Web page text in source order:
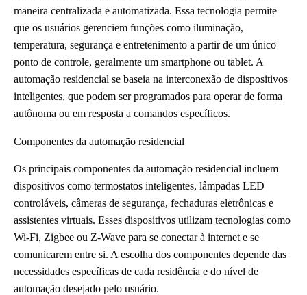
maneira centralizada e automatizada. Essa tecnologia permite
que os usuários gerenciem funções como iluminação,
temperatura, segurança e entretenimento a partir de um único
ponto de controle, geralmente um smartphone ou tablet. A
automação residencial se baseia na interconexão de dispositivos
inteligentes, que podem ser programados para operar de forma
autônoma ou em resposta a comandos específicos.
Componentes da automação residencial
Os principais componentes da automação residencial incluem
dispositivos como termostatos inteligentes, lâmpadas LED
controláveis, câmeras de segurança, fechaduras eletrônicas e
assistentes virtuais. Esses dispositivos utilizam tecnologias como
Wi-Fi, Zigbee ou Z-Wave para se conectar à internet e se
comunicarem entre si. A escolha dos componentes depende das
necessidades específicas de cada residência e do nível de
automação desejado pelo usuário.